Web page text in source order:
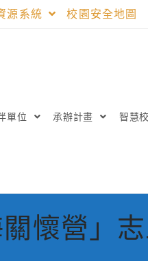
源系統 校園安全地圖
單位 承辦計畫 智慧
懷營」